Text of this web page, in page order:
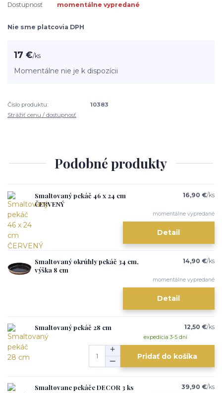
Dostupnosť momentálne vypredané
Nie sme platcovia DPH
17 €/ks
Momentálne nie je k dispozícii
Číslo produktu:
10383
Strážiť cenu / dostupnosť
Podobné produkty
Smaltovaný pekáč 46 x 24 cm
ČERVENÝ
16,90 €/ks
momentálne vypredané
Detail
Smaltovaný okrúhly pekáč 34 cm,
výška 8 cm
14,90 €/ks
momentálne vypredané
Detail
Smaltovaný pekáč 28 cm 12,50 €/ks
expedícia 3-5 dní
Pridať do košíka
Smaltovane pekáče DECOR 3 ks 39,90 €/ks